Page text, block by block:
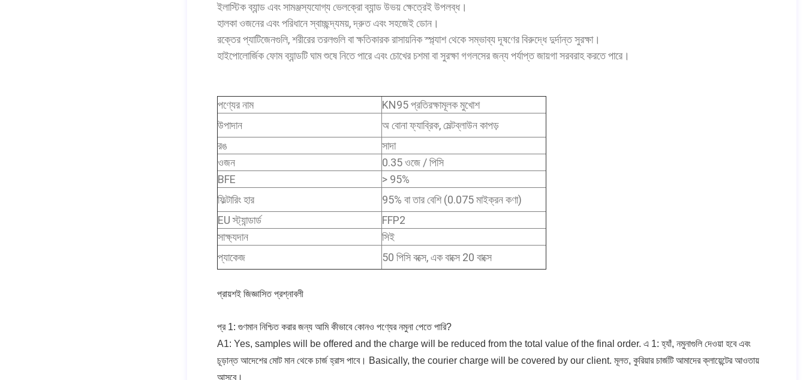
ইলাস্টিক ব্যান্ড এবং সামঞ্জস্যযোগ্য ভেলক্রো ব্যান্ড উভয় ক্ষেত্রেই উপলব্ধ।
হালকা ওজনের এবং পরিধানে স্বাচ্ছন্দ্যময়, দ্রুত এবং সহজেই ডোন।
রক্তের প্যাটিজেনগুলি, শরীরের তরলগুলি বা ক্ষতিকারক রাসায়নিক স্প্ল্যাশ থেকে সম্ভাব্য দূষণের বিরুদ্ধে দুর্দান্ত সুরক্ষা।
হাইপোলোর্জিক ফোম ব্যান্ডটি ঘাম শুষে নিতে পারে এবং চোখের চশমা বা সুরক্ষা গগলসের জন্য পর্যাপ্ত জায়গা সরবরাহ করতে পারে।
পণ্যের নাম
KN95 প্রতিরক্ষামূলক মুখোশ
উপাদান
অ বোনা ফ্যাব্রিক, মেল্টব্লাউন কাপড়
রঙ
সাদা
ওজন
0.35 ওজে / পিসি
BFE
> 95%
ফিল্টারিং হার
95% বা তার বেশি (0.075 মাইক্রন কণা)
EU স্ট্যান্ডার্ড
FFP2
সাক্ষ্যদান
সিই
প্যাকেজ
50 পিসি বক্সে, এক বাক্সে 20 বাক্সে
প্রায়শই জিজ্ঞাসিত প্রশ্নাবলী
প্র 1: গুণমান নিশ্চিত করার জন্য আমি কীভাবে কোনও পণ্যের নমুনা পেতে পারি?
A1: Yes, samples will be offered and the charge will be reduced from the total value of the final order. এ 1: হ্যাঁ, নমুনাগুলি দেওয়া হবে এবং
চূড়ান্ত আদেশের মোট মান থেকে চার্জ হ্রাস পাবে। Basically, the courier charge will be covered by our client. মূলত, কুরিয়ার চার্জটি আমাদের ক্লায়েন্টের আওতায়
আসবে।